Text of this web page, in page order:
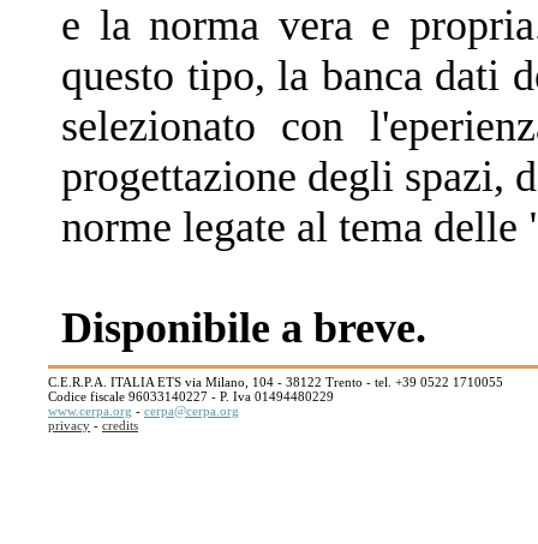
e la norma vera e
questo tipo, la banca dati
selezionato con
progettazione degli spazi,
norme legate al tema
Disponibile a breve.
C.E.R.P.A. ITALIA ETS via Milano, 104 - 38122 Trento - tel. +39 0522 1710055
Codice fiscale 96033140227 - P. Iva 01494480229
www.cerpa.org - cerpa@cerpa.org
privacy - credits